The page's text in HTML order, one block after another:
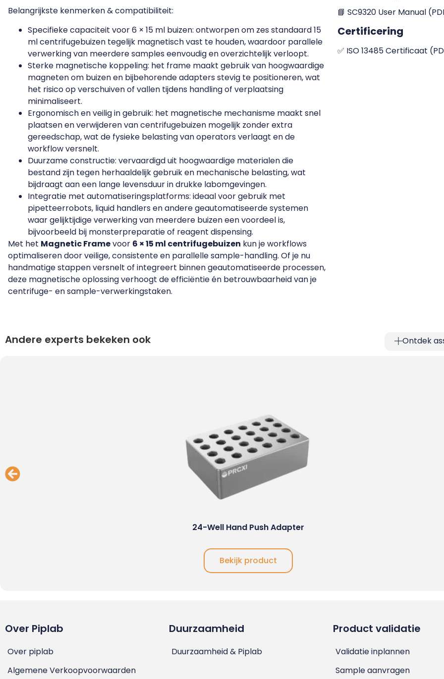
Belangrijkste kenmerken & compatibiliteit:
Specifieke capaciteit voor 6 × 15 ml buizen: ontworpen om zes standaard 15
ml centrifugebuizen tegelijk magnetisch vast te houden, waardoor parallele
verwerking van meerdere samples eenvoudig en overzichtelijk verloopt.
Sterke magnetische koppeling: het frame maakt gebruik van hoogwaardige
magneten om buizen en bijbehorende adapters stevig te positioneren, wat
het risico op verschuiven of vallen tijdens handling of verplaatsing
minimaliseert.
Ergonomisch en veilig in gebruik: het magnetische mechanisme maakt snel
plaatsen en verwijderen van centrifugebuizen mogelijk zonder extra
gereedschap, wat de fysieke belasting van operators verlaagt en de
workflow versnelt.
Duurzame constructie: vervaardigd uit hoogwaardige materialen die
bestand zijn tegen herhaaldelijk gebruik en mechanische belasting, wat
bijdraagt aan een lange levensduur in drukke labomgevingen.
Integratie met automatiseringsplatforms: ideaal voor gebruik met
pipetteerrobots, liquid handlers en andere geautomatiseerde systemen
waar gelijktijdige verwerking van meerdere buizen een voordeel is,
bijvoorbeeld bij monsterpreparatie of reagent dispensing.
Met het Magnetic Framevoor 6 × 15 ml centrifugebuizen kun je workflows
optimaliseren door veilige, consistente en parallelle sample-handling. Of je nu
handmatige stappen versnelt of integreert binnen geautomatiseerde processen,
deze magnetische oplossing verhoogt de efficiëntie én betrouwbaarheid van je
centrifuge- en sample-verwerkingstaken.
📘 SC9320 User Manual
Certificering
✅ ISO 13485 Certificaat
Andere experts bekeken ook Ontdek
24-Well Hand Push Adapter
Bekijk product
Over Piplab
Over piplab
Algemene Verkoopvoorwaarden
Duurzaamheid
Duurzaamheid & Piplab
Product validatie
Validatie inplannen
Sample aanvragen